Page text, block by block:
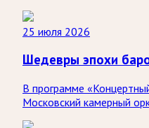
25 июля 2026
Шедевры эпохи
В программе
Московский камерный